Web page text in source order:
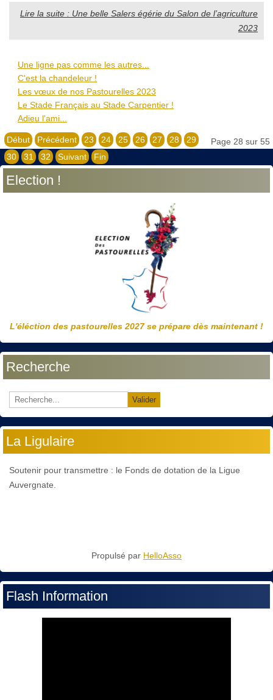
Lire la suite : Une belle Salers égérie du Salon de l’agriculture
2023
Une ligne pas comme les autres...
C'est la chandeleur !
Les vœux de nos Pastourelles 2023
Le Stade Français au Stade Carpentier !
Adieu l'ami...
Page 28 sur 55
Début Précédent 23 24 25 26 27 28
29
30
31 32 Suivant Fin
Election !
L'éléction des pastourelles 2027 se prépare dès maintenant !
Recherche
Valider
La Ligulaire
Soutenir pour transmettre : le Fonds de dotation de la Ligue
Auvergnate.
Propulsé par HelloAsso
Flash Information